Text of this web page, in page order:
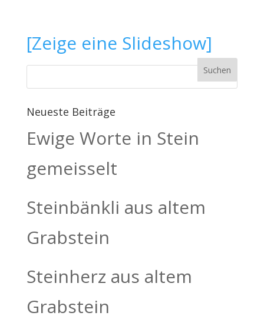
[Zeige eine Slideshow]
Neueste Beiträge
Ewige Worte in Stein
gemeisselt
Steinbänkli aus altem
Grabstein
Steinherz aus altem
Grabstein